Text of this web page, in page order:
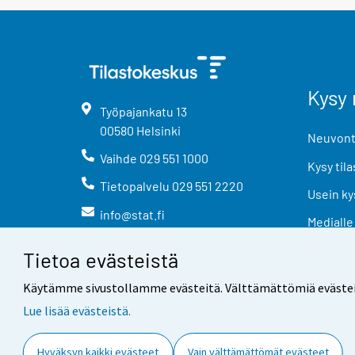
Tietoa evästeistä
Käytämme sivustollamme evästeitä. Välttämättömiä
Lue lisää evästeistä.
Hyväksyn kaikki evästeet Vain välttämättömät evästeet
Työpajankatu 13
00580 Helsinki
Vaihde 029 551 1000
Tietopalvelu 029 551 2220
info@stat.fi
Kysy
Usein
Medialle
Yhteystiedot Palaute